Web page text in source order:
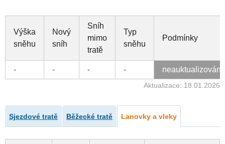
Výška
sněhu
Nový
sníh
Sníh
mimo
tratě
Typ
sněhu
Podmínky
- - - - neauktualizováno
Aktualizace: 18.01.2026
Sjezdové tratě Běžecké tratě Lanovky a vleky